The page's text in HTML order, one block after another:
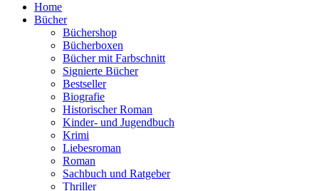
Home
Bücher
Büchershop
Bücherboxen
Bücher mit Farbschnitt
Signierte Bücher
Bestseller
Biografie
Historischer Roman
Kinder- und Jugendbuch
Krimi
Liebesroman
Roman
Sachbuch und Ratgeber
Thriller